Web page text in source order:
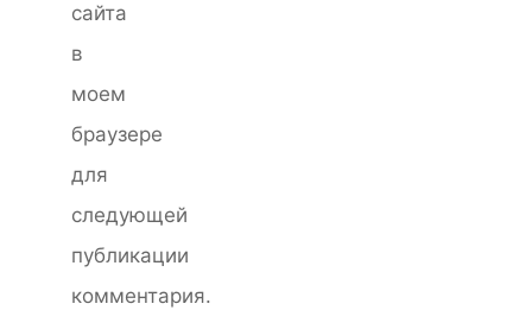
сайта
в
моем
браузере
для
следующей
публикации
комментария.